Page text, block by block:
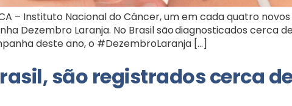
– Instituto Nacional do Câncer, um em cada quatro
Dezembro Laranja. No Brasil são diagnosticados cerca
deste ano, o #DezembroLaranja […]
são registrados cerca